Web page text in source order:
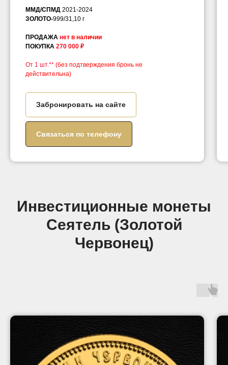
ММД/СПМД 2021-2024
ЗОЛОТО-999/31,10 г
ПРОДАЖА нет в наличии
ПОКУПКА 270 000 ₽
От 1 шт.** (без подтверждения бронь не
действительна)
Забронировать на сайте
Связаться по телефону
Инвестиционные монеты
Сеятель (Золотой
Червонец)